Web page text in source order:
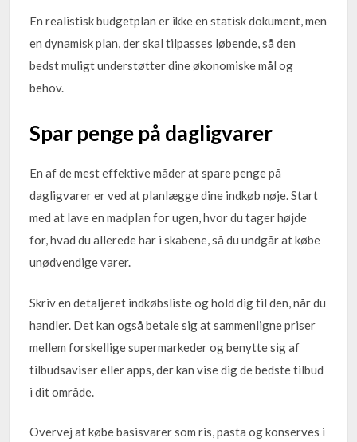
En realistisk budgetplan er ikke en statisk dokument, men
en dynamisk plan, der skal tilpasses løbende, så den
bedst muligt understøtter dine økonomiske mål og
behov.
Spar penge på dagligvarer
En af de mest effektive måder at spare penge på
dagligvarer er ved at planlægge dine indkøb nøje. Start
med at lave en madplan for ugen, hvor du tager højde
for, hvad du allerede har i skabene, så du undgår at købe
unødvendige varer.
Skriv en detaljeret indkøbsliste og hold dig til den, når du
handler. Det kan også betale sig at sammenligne priser
mellem forskellige supermarkeder og benytte sig af
tilbudsaviser eller apps, der kan vise dig de bedste tilbud
i dit område.
Overvej at købe basisvarer som ris, pasta og konserves i